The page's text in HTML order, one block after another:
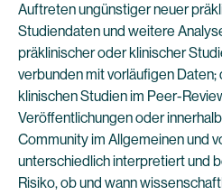
Auftreten ungünstiger neuer
Studiendaten und weitere
präklinischer oder klinischer
verbunden mit vorläufigen Daten;
klinischen Studien im Peer-
Veröffentlichungen oder
Community im Allgemeinen und
unterschiedlich interpretiert und
Risiko, ob und wann